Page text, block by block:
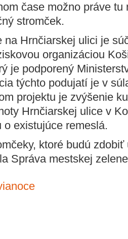
čase možno práve tu
stromček.
na Hrnčiarskej ulici je
organizáciou
je podporený
týchto podujatí je v
projektu je zvýšenie
Hrnčiarskej ulice v
existujúce remeslá.
ktoré budú
Správa mestskej